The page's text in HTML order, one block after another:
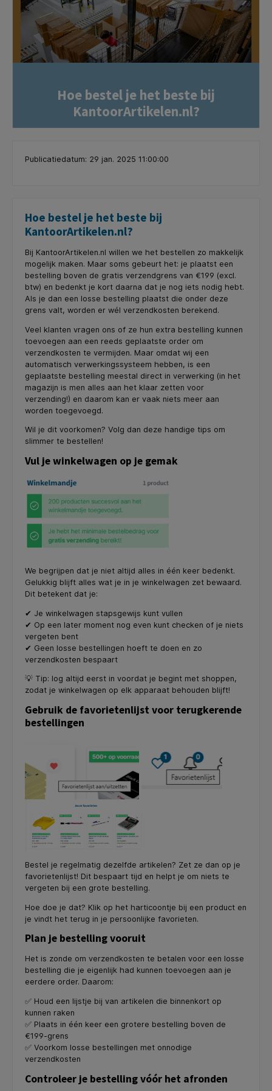
Hoe bestel je het beste bij
KantoorArtikelen.nl?
Publicatiedatum: 29 jan. 2025 11:00:00
Hoe bestel je het beste bij
KantoorArtikelen.nl?
Bij KantoorArtikelen.nl willen we het bestellen zo makkelijk
mogelijk maken. Maar soms gebeurt het: je plaatst een
bestelling boven de gratis verzendgrens van €199 (excl.
btw) en bedenkt je kort daarna dat je nog iets nodig hebt.
Als je dan een losse bestelling plaatst die onder deze
grens valt, worden er wél verzendkosten berekend.
Veel klanten vragen ons of ze hun extra bestelling kunnen
toevoegen aan een reeds geplaatste order om
verzendkosten te vermijden. Maar omdat wij een
automatisch verwerkingssysteem hebben, is een
geplaatste bestelling meestal direct in verwerking (in het
magazijn is men alles aan het klaar zetten voor
verzending!) en daarom kan er vaak niets meer aan
worden toegevoegd.
Wil je dit voorkomen? Volg dan deze handige tips om
slimmer te bestellen!
Vul je winkelwagen op je gemak
We begrijpen dat je niet altijd alles in één keer bedenkt.
Gelukkig blijft alles wat je in je winkelwagen zet bewaard.
Dit betekent dat je:
✔ Je winkelwagen stapsgewijs kunt vullen
✔ Op een later moment nog even kunt checken of je niets
vergeten bent
✔ Geen losse bestellingen hoeft te doen en zo
verzendkosten bespaart
💡 Tip: log altijd eerst in voordat je begint met shoppen,
zodat je winkelwagen op elk apparaat behouden blijft!
Gebruik de favorietenlijst voor terugkerende
bestellingen
Bestel je regelmatig dezelfde artikelen? Zet ze dan op je
favorietenlijst! Dit bespaart tijd en helpt je om niets te
vergeten bij een grote bestelling.
Hoe doe je dat? Klik op het harticoontje bij een product en
je vindt het terug in je persoonlijke favorieten.
Plan je bestelling vooruit
Het is zonde om verzendkosten te betalen voor een losse
bestelling die je eigenlijk had kunnen toevoegen aan je
eerdere order. Daarom:
✅ Houd een lijstje bij van artikelen die binnenkort op
kunnen raken
✅ Plaats in één keer een grotere bestelling boven de
€199-grens
✅ Voorkom losse bestellingen met onnodige
verzendkosten
Controleer je bestelling vóór het afronden